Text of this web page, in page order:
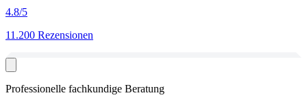
4.8/5
11.200 Rezensionen
Professionelle fachkundige Beratung